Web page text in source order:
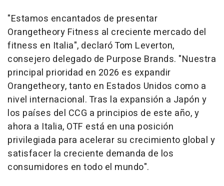
"Estamos encantados de presentar
Orangetheory Fitness al creciente mercado del
fitness en Italia", declaró Tom Leverton,
consejero delegado de Purpose Brands. "Nuestra
principal prioridad en 2026 es expandir
Orangetheory, tanto en Estados Unidos como a
nivel internacional. Tras la expansión a Japón y
los países del CCG a principios de este año, y
ahora a Italia, OTF está en una posición
privilegiada para acelerar su crecimiento global y
satisfacer la creciente demanda de los
consumidores en todo el mundo".